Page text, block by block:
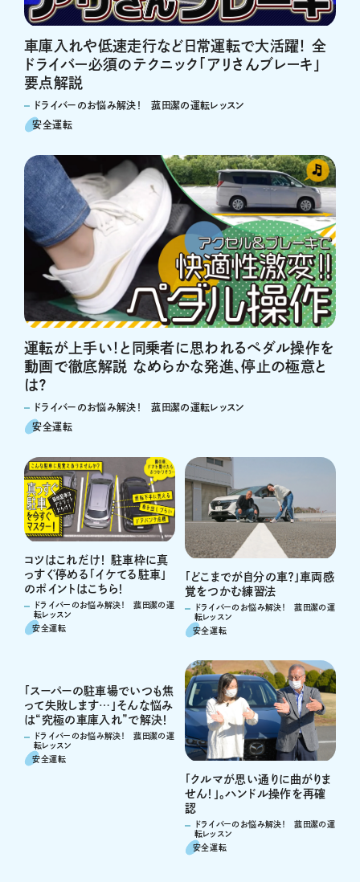
車庫入れや低速走行など日常運転で大活躍！ 全
ドライバー必須のテクニック「アリさんブレーキ」
要点解説
ドライバーのお悩み解決！ 菰田潔の運転レッスン
安全運転
運転が上手い！と同乗者に思われるペダル操作を
動画で徹底解説 なめらかな発進、停止の極意と
は？
ドライバーのお悩み解決！ 菰田潔の運転レッスン
安全運転
コツはこれだけ！ 駐車枠に真
っすぐ停める「イケてる駐車」
のポイントはこちら！
ドライバーのお悩み解決！ 菰田潔の運
転レッスン
安全運転
「どこまでが自分の車？」車両感
覚をつかむ練習法
ドライバーのお悩み解決！ 菰田潔の運
転レッスン
安全運転
「スーパーの駐車場でいつも焦
って失敗します…」そんな悩み
は“究極の車庫入れ”で解決！
ドライバーのお悩み解決！ 菰田潔の運
転レッスン
安全運転
「クルマが思い通りに曲がりま
せん！」。ハンドル操作を再確
認
ドライバーのお悩み解決！ 菰田潔の運
転レッスン
安全運転